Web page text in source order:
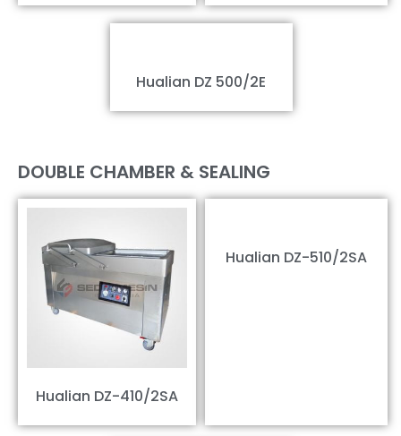
Hualian DZ 500/2E
DOUBLE CHAMBER & SEALING
Hualian DZ-410/2SA
Hualian DZ-510/2SA